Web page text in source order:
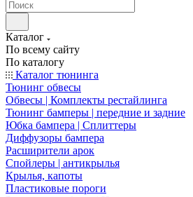
Каталог
По всему сайту
По каталогу
Каталог тюнинга
Тюнинг обвесы
Обвесы | Комплекты рестайлинга
Тюнинг бамперы | передние и задние
Юбка бампера | Сплиттеры
Диффузоры бампера
Расширители арок
Спойлеры | антикрылья
Крылья, капоты
Пластиковые пороги